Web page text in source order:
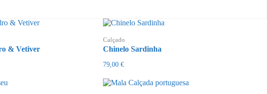
& Vetiver
Calçado
Chinelo Sardinha
79,00 €